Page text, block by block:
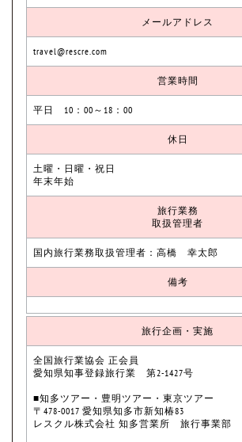
メールアドレス
travel@rescre.com
営業時間
平日 10：00～18：00
休日
土曜・日曜・祝日
年末年始
旅行業務
取扱管理者
国内旅行業務取扱管理者：高橋 幸太郎
備考
旅行企画・実施
全国旅行業協会 正会員
愛知県知事登録旅行業 第2-1427号
■知多ツアー・豊明ツアー・東京ツアー
〒478-0017 愛知県知多市新知椿83
レスクル株式会社 知多営業所 旅行事業部